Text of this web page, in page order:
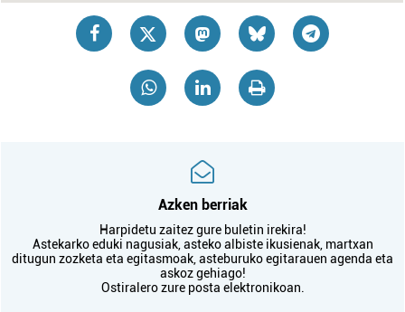
Azken berriak
Harpidetu zaitez gure buletin irekira!
Astekarko eduki nagusiak, asteko albiste ikusienak, martxan
ditugun zozketa eta egitasmoak, asteburuko egitarauen agenda eta
askoz gehiago!
Ostiralero zure posta elektronikoan.